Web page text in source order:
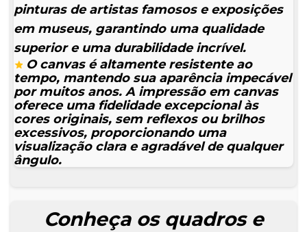
pinturas de artistas famosos e exposições
em museus, garantindo uma qualidade
superior e uma durabilidade incrível.
O canvas é altamente resistente ao
tempo, mantendo sua aparência impecável
por muitos anos. A impressão em canvas
oferece uma fidelidade excepcional às
cores originais, sem reflexos ou brilhos
excessivos, proporcionando uma
visualização clara e agradável de qualquer
ângulo.
Conheça os quadros e